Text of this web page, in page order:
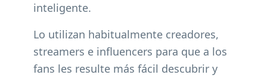
inteligente.
Lo utilizan habitualmente creadores,
streamers e influencers para que a los
fans les resulte más fácil descubrir y